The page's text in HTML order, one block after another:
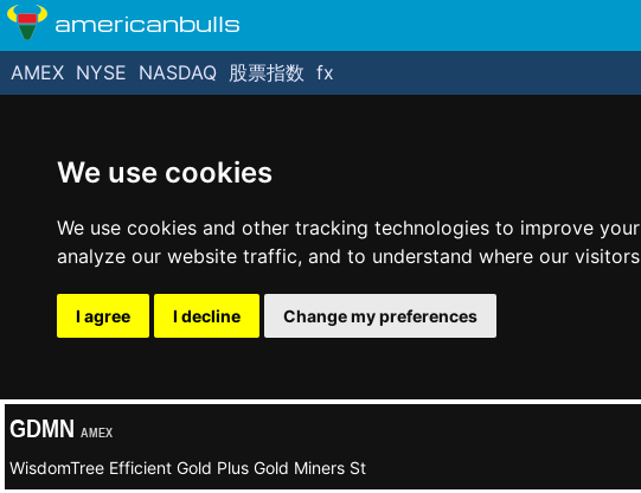
We use cookies
We use cookies and other tracking technologies to improve
analyze our website traffic, and to understand where our
I agree I decline Change my preferences
americanbulls
AMEX NYSE NASDAQ 股票指数 fx
GDMN AMEX
WisdomTree Efficient Gold Plus Gold Miners St